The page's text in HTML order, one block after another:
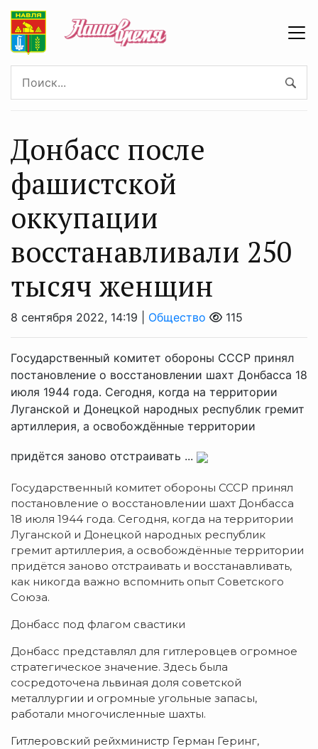
Донбасс после
фашистской
оккупации
восстанавливали 250
тысяч женщин
8 сентября 2022, 14:19 | Общество 115
Государственный комитет обороны СССР принял
постановление о восстановлении шахт Донбасса 18
июля 1944 года. Сегодня, когда на территории
Луганской и Донецкой народных республик гремит
артиллерия, а освобождённые территории
придётся заново отстраивать ...
Государственный комитет обороны СССР принял
постановление о восстановлении шахт Донбасса
18 июля 1944 года. Сегодня, когда на территории
Луганской и Донецкой народных республик
гремит артиллерия, а освобождённые территории
придётся заново отстраивать и восстанавливать,
как никогда важно вспомнить опыт Советского
Союза.
Донбасс под флагом свастики
Донбасс представлял для гитлеровцев огромное
стратегическое значение. Здесь была
сосредоточена львиная доля советской
металлургии и огромные угольные запасы,
работали многочисленные шахты.
Гитлеровский рейхминистр Герман Геринг,